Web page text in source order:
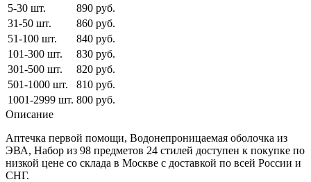
5-30 шт.
890 руб.
31-50 шт.
860 руб.
51-100 шт.
840 руб.
101-300 шт.
830 руб.
301-500 шт.
820 руб.
501-1000 шт.
810 руб.
1001-2999 шт. 800 руб.
Описание
Аптечка первой помощи, Водонепроницаемая оболочка из
ЭВА, Набор из 98 предметов 24 стилей доступен к покупке по
низкой цене со склада в Москве с доставкой по всей России и
СНГ.